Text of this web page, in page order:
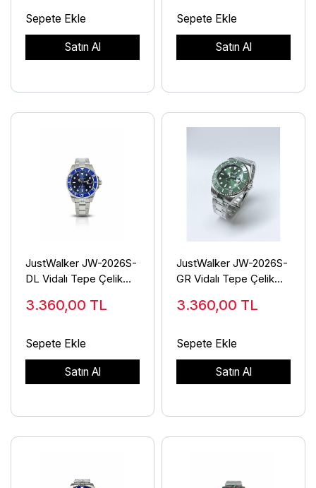
Sepete Ekle
Satın Al
Sepete Ekle
Satın Al
JustWalker JW-2026S-
DL Vidalı Tepe Çelik
3.360,00 TL
Sepete Ekle
Satın Al
JustWalker JW-2026S-
GR Vidalı Tepe Çelik
3.360,00 TL
Sepete Ekle
Satın Al